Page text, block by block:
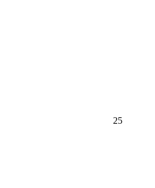
25